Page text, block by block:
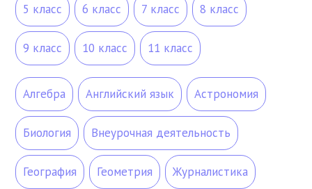
5 класс 6 класс 7 класс 8 класс
9 класс 10 класс 11 класс
Алгебра Английский язык Астрономия
Биология Внеурочная деятельность
География Геометрия Журналистика